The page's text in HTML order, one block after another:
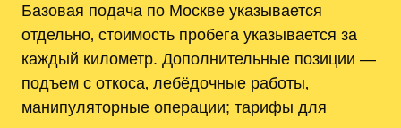
Базовая подача по Москве указывается
отдельно‚ стоимость пробега указывается за
каждый километр. Дополнительные позиции —
подъем с откоса‚ лебёдочные работы‚
манипуляторные операции; тарифы для